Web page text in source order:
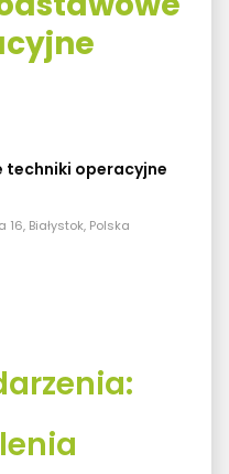
operacyjne
Białystok, Polska